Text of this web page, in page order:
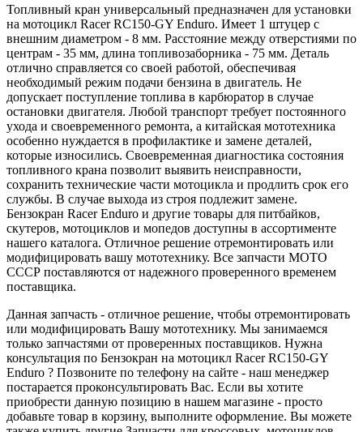
Топливный кран универсальный предназначен для установки
на мотоцикл Racer RC150-GY Enduro. Имеет 1 штуцер с
внешним диаметром - 8 мм. Расстояние между отверстиями по
центрам - 35 мм, длина топливозаборника - 75 мм. Деталь
отлично справляется со своей работой, обеспечивая
необходимый режим подачи бензина в двигатель. Не
допускает поступление топлива в карбюратор в случае
остановки двигателя. Любой транспорт требует постоянного
ухода и своевременного ремонта, а китайская мототехника
особенно нуждается в профилактике и замене деталей,
которые износились. Своевременная диагностика состояния
топливного крана позволит выявить неисправности,
сохранить технические части мотоцикла и продлить срок его
службы. В случае выхода из строя подлежит замене.
Бензокран Racer Enduro и другие товары для питбайков,
скутеров, мотоциклов и мопедов доступны в ассортименте
нашего каталога. Отличное решение отремонтировать или
модифицировать вашу мототехнику. Все запчасти МОТО
СССР поставляются от надежного проверенного временем
поставщика.
Данная запчасть - отличное решение, чтобы отремонтировать
или модифицировать Вашу мототехнику. Мы занимаемся
только запчастями от проверенных поставщиков. Нужна
консультация по Бензокран на мотоцикл Racer RC150-GY
Enduro ? Позвоните по телефону на сайте - наш менеджер
постарается проконсультировать Вас. Если вы хотите
приобрести данную позицию в нашем магазине - просто
добавьте товар в корзину, выполните оформление. Вы можете